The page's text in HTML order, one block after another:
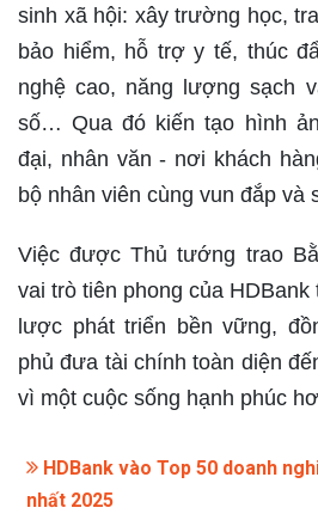
sinh xã hội: xây trường học,
bảo hiểm, hỗ trợ y tế, thúc
nghệ cao, năng lượng sạch
số… Qua đó kiến tạo hình
đại, nhân văn - nơi khách
bộ nhân viên cùng vun đắp và
Việc được Thủ tướng trao
vai trò tiên phong của
lược phát triển bền vững,
phủ đưa tài chính toàn diện
vì một cuộc sống hạnh phúc
HDBank vào Top 50 doanh
nhất 2025